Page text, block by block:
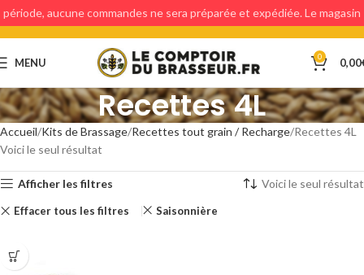
MENU 0 0,00
Recettes 4L
Accueil Kits de Brassage Recettes tout grain / Recharge Recettes 4L
Voici le seul résultat
Afficher les filtres Voici le seul résultat
Effacer tous les filtres Saisonnière
période, aucune commandes ne sera préparée et expédiée. Le magasin
étant fermé, aucun retraits en magasin ne sera possible.